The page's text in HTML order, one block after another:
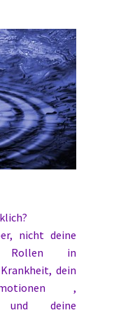
nicht deine
Rollen in
dein
,
und deine